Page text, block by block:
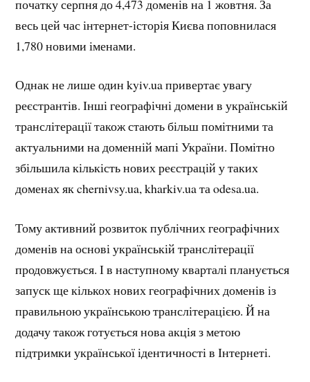
початку серпня до 4,473 доменів на 1 жовтня. За
весь цей час інтернет-історія Києва поповнилася
1,780 новими іменами.
Однак не лише один kyiv.ua привертає увагу
реєстрантів. Інші географічні домени в українській
транслітерації також стають більш помітними та
актуальними на доменній мапі України. Помітно
збільшила кількість нових реєстрацій у таких
доменах як chernivsy.ua, kharkiv.ua та odesa.ua.
Тому активний розвиток публічних географічних
доменів на основі українській транслітерації
продовжується. І в наступному кварталі планується
запуск ще кількох нових географічних доменів із
правильною українською транслітерацією. Й на
додачу також готується нова акція з метою
підтримки української ідентичності в Інтернеті.